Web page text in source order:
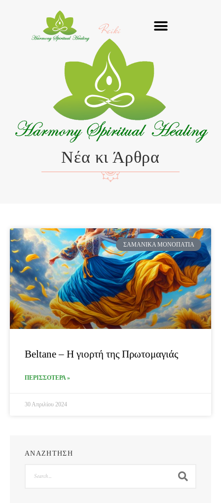
Reiki
Νέα κι Άρθρα
ΣΑΜΑΝΙΚΆ ΜΟΝΟΠΆΤΙΑ
Beltane – Η γιορτή της Πρωτομαγιάς
ΠΕΡΙΣΣΟΤΕΡΑ »
30 Απριλίου 2024
ΑΝΑΖΗΤΗΣΗ